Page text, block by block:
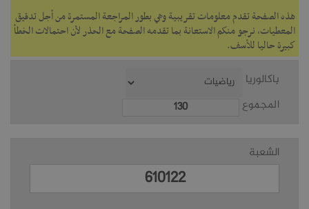
هذه الصفحة تقدم معلومات تقريبية وهي بطور المراجعة المستمرة من أجل تدقيق
المعطيات، نرجو منكم الاستعانة بما تقدمه الصفحة مع الحذر لأن احتمالات الخطأ
كبيرة حاليا للأسف.
باكالوريا
المجموع
الشعبة